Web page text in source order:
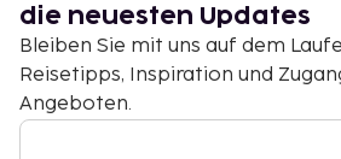
die neuesten Updates
Bleiben Sie mit uns auf dem
Reisetipps, Inspiration und
Angeboten.